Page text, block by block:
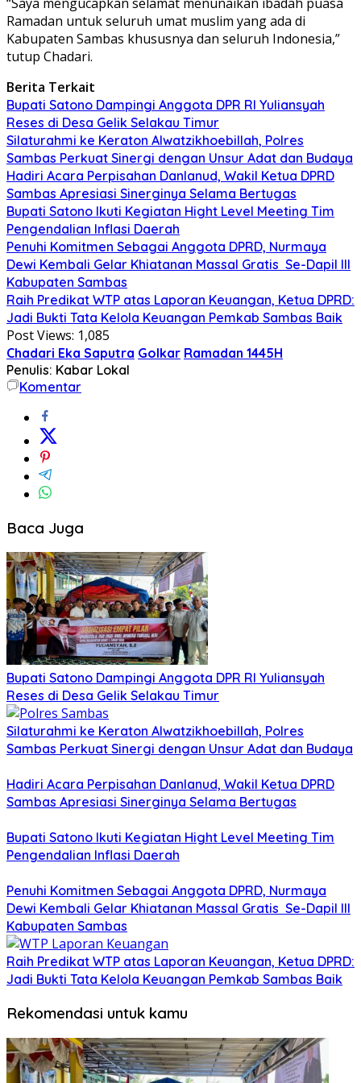
Ramadan untuk seluruh umat muslim yang ada di
Kabupaten Sambas khususnya dan seluruh Indonesia,”
tutup Chadari.
Berita Terkait
Bupati Satono Dampingi Anggota DPR RI Yuliansyah
Reses di Desa Gelik Selakau Timur
Silaturahmi ke Keraton Alwatzikhoebillah, Polres
Sambas Perkuat Sinergi dengan Unsur Adat dan Budaya
Hadiri Acara Perpisahan Danlanud, Wakil Ketua DPRD
Sambas Apresiasi Sinerginya Selama Bertugas
Bupati Satono Ikuti Kegiatan Hight Level Meeting Tim
Pengendalian Inflasi Daerah
Penuhi Komitmen Sebagai Anggota DPRD, Nurmaya
Dewi Kembali Gelar Khiatanan Massal Gratis Se-Dapil III
Kabupaten Sambas
Raih Predikat WTP atas Laporan Keuangan, Ketua DPRD:
Jadi Bukti Tata Kelola Keuangan Pemkab Sambas Baik
Post Views: 1,085
Chadari Eka Saputra Golkar Ramadan 1445H
Penulis: Kabar Lokal
Komentar
Baca Juga
Bupati Satono Dampingi Anggota DPR RI Yuliansyah
Reses di Desa Gelik Selakau Timur
Silaturahmi ke Keraton Alwatzikhoebillah, Polres
Sambas Perkuat Sinergi dengan Unsur Adat dan Budaya
Hadiri Acara Perpisahan Danlanud, Wakil Ketua DPRD
Sambas Apresiasi Sinerginya Selama Bertugas
Bupati Satono Ikuti Kegiatan Hight Level Meeting Tim
Pengendalian Inflasi Daerah
Penuhi Komitmen Sebagai Anggota DPRD, Nurmaya
Dewi Kembali Gelar Khiatanan Massal Gratis Se-Dapil III
Kabupaten Sambas
Raih Predikat WTP atas Laporan Keuangan, Ketua DPRD:
Jadi Bukti Tata Kelola Keuangan Pemkab Sambas Baik
Rekomendasi untuk kamu